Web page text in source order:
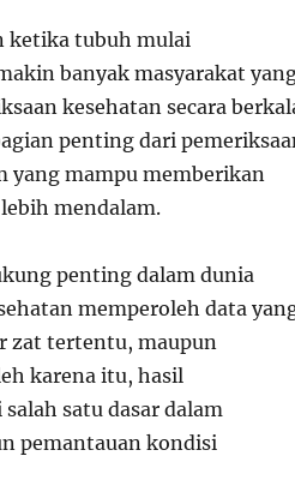
ketika tubuh mulai
banyak masyarakat
kesehatan secara
penting dari
yang mampu memberikan
mendalam.
penting dalam dunia
memperoleh data
zat tertentu, maupun
karena itu, hasil
satu dasar dalam
pemantauan kondisi